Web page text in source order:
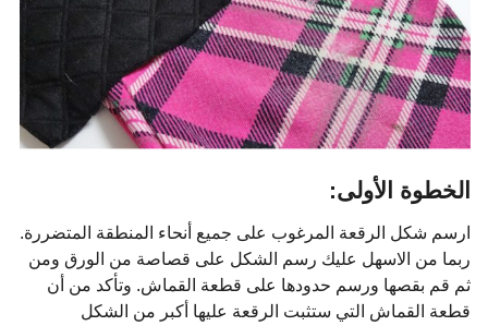
الخطوة الأولى:
ارسم شكل الرقعة المرغوب على جميع أنحاء المنطقة المتضررة.
ربما من الاسهل عليك رسم الشكل على قصاصة من الورق ومن
ثم قم بقصها ورسم حدودها على قطعة القماش. وتأكد من أن
قطعة القماش التي ستثبت الرقعة عليها أكبر من الشكل